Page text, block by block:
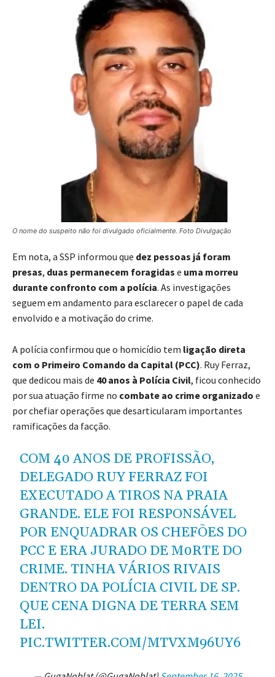
O nome do suspeito não foi divulgado oficialmente. Foto Divulgação
Em nota, a SSP informou que dez pessoas já foram
presas, duas permanecem foragidas e uma morreu
durante confronto com a polícia. As investigações
seguem em andamento para esclarecer o papel de cada
envolvido e a motivação do crime.
A polícia confirmou que o homicídio tem ligação direta
com o Primeiro Comando da Capital (PCC). Ruy Ferraz,
que dedicou mais de 40 anos à Polícia Civil, ficou conhecido
por sua atuação firme no combate ao crime organizado e
por chefiar operações que desarticularam importantes
ramificações da facção.
COM 40 ANOS DE PROFISSÃO,
DELEGADO RUY FERRAZ FOI
EXECUTADO A TIROS NA PRAIA
GRANDE. ELE FOI RESPONSÁVEL
POR ENQUADRAR OS CHEFÕES DO
PCC E ERA JURADO DE M0RTE DO
CRIME. TINHA VÁRIOS RIVAIS
DENTRO DA POLÍCIA CIVIL DE SP.
QUE CENA DIGNA DE TERRA SEM
LEI.
PIC.TWITTER.COM/MTVXM96UY6